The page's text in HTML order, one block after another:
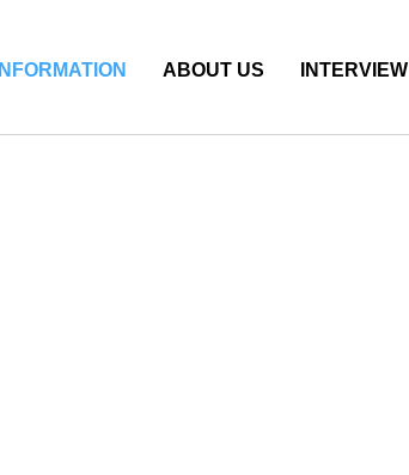
INFORMATION ABOUT US INTERVIEW